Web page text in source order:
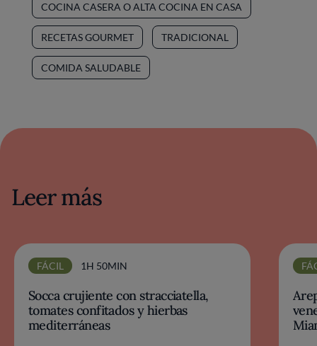
COCINA CASERA O ALTA COCINA EN CASA
RECETAS GOURMET TRADICIONAL
COMIDA SALUDABLE
Leer más
FÁCIL 1H 50MIN
Socca crujiente con stracciatella,
tomates confitados y hierbas
mediterráneas